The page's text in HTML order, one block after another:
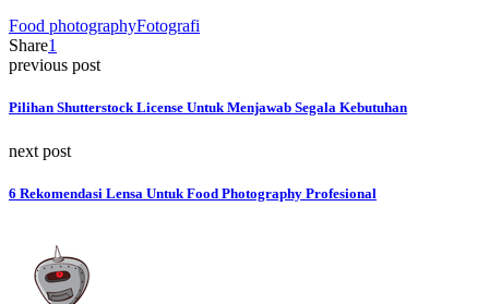
Food photographyFotografi
Share1
previous post
Pilihan Shutterstock License Untuk Menjawab Segala Kebutuhan
next post
6 Rekomendasi Lensa Untuk Food Photography Profesional